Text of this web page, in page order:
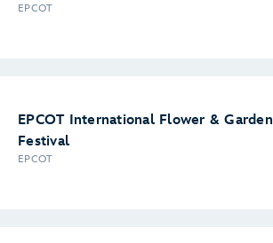
EPCOT
EPCOT International Flower & Garden
Festival
EPCOT